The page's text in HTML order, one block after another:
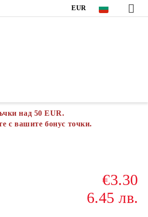
EUR
над 50 EUR.
с вашите бонус точки.
€3.30
6.45 лв.